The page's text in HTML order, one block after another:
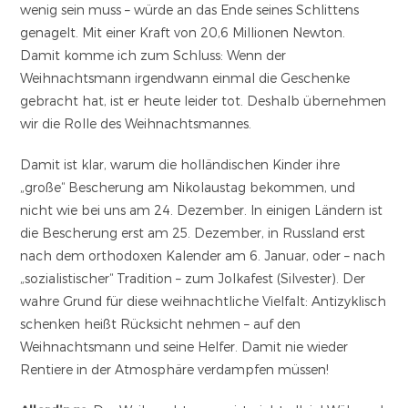
wenig sein muss – würde an das Ende seines Schlittens
genagelt. Mit einer Kraft von 20,6 Millionen Newton.
Damit komme ich zum Schluss: Wenn der
Weihnachtsmann irgendwann einmal die Geschenke
gebracht hat, ist er heute leider tot. Deshalb übernehmen
wir die Rolle des Weihnachtsmannes.
Damit ist klar, warum die holländischen Kinder ihre
„große“ Bescherung am Nikolaustag bekommen, und
nicht wie bei uns am 24. Dezember. In einigen Ländern ist
die Bescherung erst am 25. Dezember, in Russland erst
nach dem orthodoxen Kalender am 6. Januar, oder – nach
„sozialistischer“ Tradition – zum Jolkafest (Silvester). Der
wahre Grund für diese weihnachtliche Vielfalt: Antizyklisch
schenken heißt Rücksicht nehmen – auf den
Weihnachtsmann und seine Helfer. Damit nie wieder
Rentiere in der Atmosphäre verdampfen müssen!